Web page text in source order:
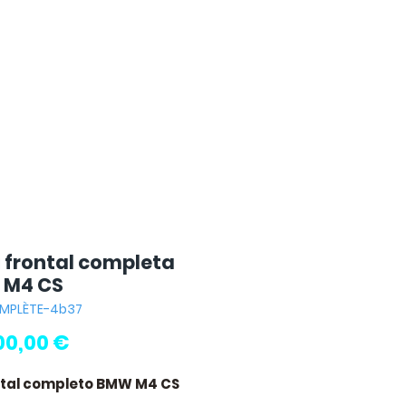
frontal completa
CS
4b37
€
completo BMW M4 CS